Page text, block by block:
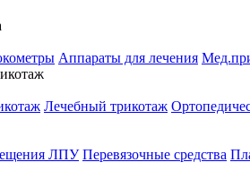
Аппараты для лечения
Лечебный трикотаж
ЛПУ Перевязочные средства